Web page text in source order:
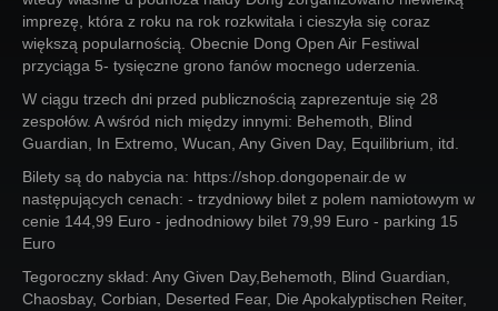
Login
imprezę, która z roku na rok rozkwitała i cieszyła się coraz
większą popularnością. Obecnie Dong Open Air Festiwal
przyciąga 5- tysięczne grono fanów mocnego uderzenia.
W ciągu trzech dni przed publicznością zaprezentuje się 28
zespołów. A wśród nich między innymi: Behemoth, Blind
Guardian, In Extremo, Wucan, Any Given Day, Equilibrium, itd.
Bilety są do nabycia na: https://shop.dongopenair.de w
następujących cenach: - trzydniowy bilet z polem namiotowym w
cenie 144,99 Euro - jednodniowy bilet 79,99 Euro - parking 15
Euro
Tegoroczny skład: Any Given Day,Behemoth, Blind Guardian,
Chaosbay, Corbian, Deserted Fear, Die Apokalyptischen Reiter,